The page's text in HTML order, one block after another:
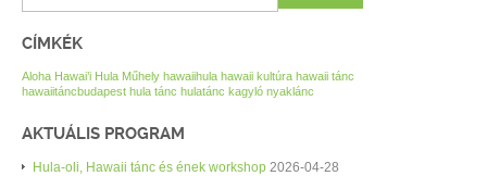
CÍMKÉK
Aloha Hawai’i Hula Műhely hawaiihula hawaii kultúra hawaii tánc
hawaiitáncbudapest hula tánc hulatánc kagyló nyaklánc
AKTUÁLIS PROGRAM
Hula-oli, Hawaii tánc és ének workshop 2026-04-28